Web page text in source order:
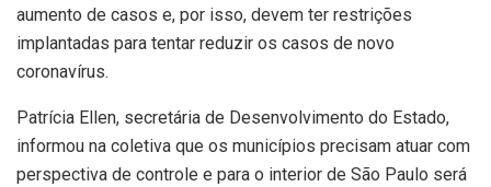
aumento de casos e, por isso, devem ter restrições
implantadas para tentar reduzir os casos de novo
coronavírus.
Patrícia Ellen, secretária de Desenvolvimento do Estado,
informou na coletiva que os municípios precisam atuar com
perspectiva de controle e para o interior de São Paulo será